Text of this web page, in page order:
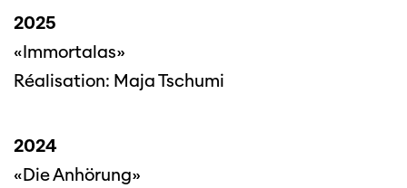
2025
«Immortalas»
Réalisation: Maja Tschumi
2024
«Die Anhörung»